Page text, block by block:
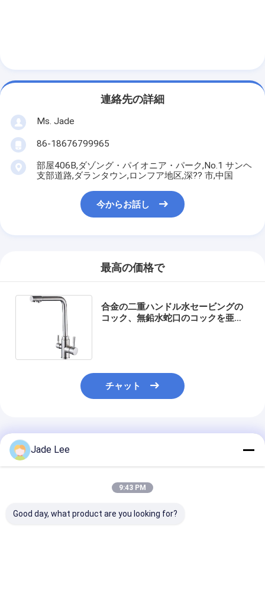
連絡先の詳細
Ms. Jade
86-18676799965
部屋406B,ダゾング・パイオニア・パーク,No.1 サンヘ
支部道路,ダランタウン,ロンフア地区,深?? 市,中国
今からお話し
最高の価格で
合金の二重ハンドル水セービングの
コック、無鉛水蛇口のコックを亜鉛
チャット
推薦されたプロダクト
Jade Lee
9:43 PM
Good day, what product are you looking for?